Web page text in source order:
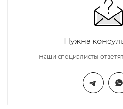
Нужна
Наши специалисты